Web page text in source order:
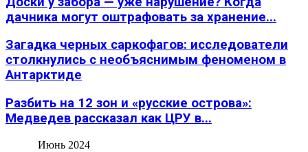
дачника могут оштрафовать за хранение...
Загадка черных саркофагов: исследователи
столкнулись с необъяснимым феноменом в
Антарктиде
Разбить на 12 зон и «русские острова»:
Медведев рассказал как ЦРУ в...
Июнь 2024